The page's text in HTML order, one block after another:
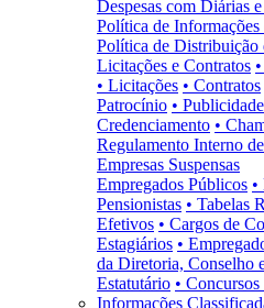
Despesas com Diárias
Política de Informações
Política de Distribuição
Licitações e Contratos
• Licitações • Contratos
Patrocínio • Publicidade
Credenciamento •
Regulamento Interno
Empresas Suspensas
Empregados Públicos
Pensionistas • Tabelas
Efetivos • Cargos de
Estagiários •
da Diretoria, Conselho
Estatutário •
Informações